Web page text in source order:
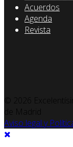
Acuerdos
Agenda
Revista
© 2026
de Madrid
Aviso legal y